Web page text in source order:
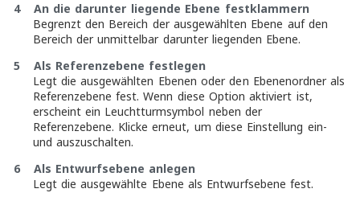
4 An die darunter liegende Ebene festklammern
Begrenzt den Bereich der ausgewählten Ebene auf den
Bereich der unmittelbar darunter liegenden Ebene.
5 Als Referenzebene festlegen
Legt die ausgewählten Ebenen oder den Ebenenordner als
Referenzebene fest. Wenn diese Option aktiviert ist,
erscheint ein Leuchtturmsymbol neben der
Referenzebene. Klicke erneut, um diese Einstellung ein-
und auszuschalten.
6 Als Entwurfsebene anlegen
Legt die ausgewählte Ebene als Entwurfsebene fest.